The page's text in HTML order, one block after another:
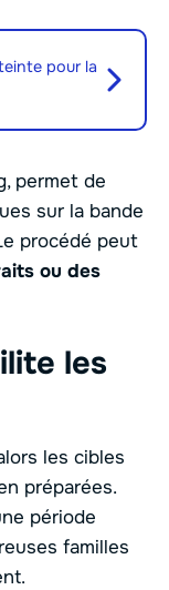
pour la
permet de
sur la bande
procédé peut
ou des
les
les cibles
préparées.
période
familles